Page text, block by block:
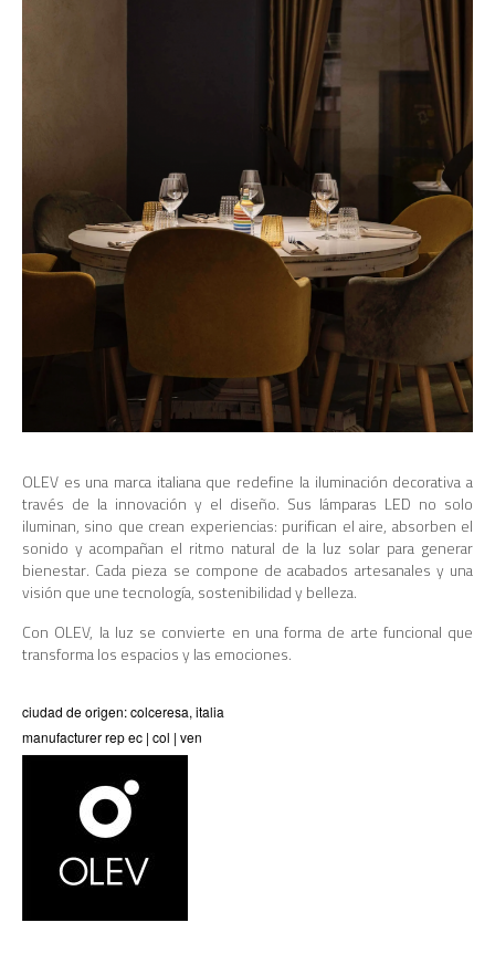
OLEV es una marca italiana que redefine la iluminación decorativa a
través de la innovación y el diseño. Sus lámparas LED no solo
iluminan, sino que crean experiencias: purifican el aire, absorben el
sonido y acompañan el ritmo natural de la luz solar para generar
bienestar. Cada pieza se compone de acabados artesanales y una
visión que une tecnología, sostenibilidad y belleza.
Con OLEV, la luz se convierte en una forma de arte funcional que
transforma los espacios y las emociones.
ciudad de origen: colceresa, italia
manufacturer rep ec | col | ven